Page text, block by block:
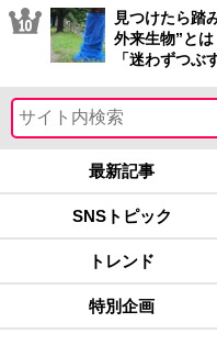
見つけたら踏
外来生物”と
「迷わずつぶ
最新記事
SNSトピック
トレンド
特別企画